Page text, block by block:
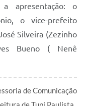
apresentação: o
o vice-prefeito
Silveira (Zezinho
Bueno ( Nenê
de Comunicação